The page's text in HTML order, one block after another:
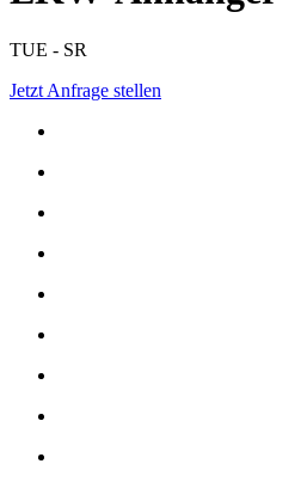
TUE - SR
Jetzt Anfrage stellen